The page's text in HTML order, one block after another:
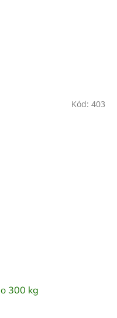
300 kg
Kód: 403